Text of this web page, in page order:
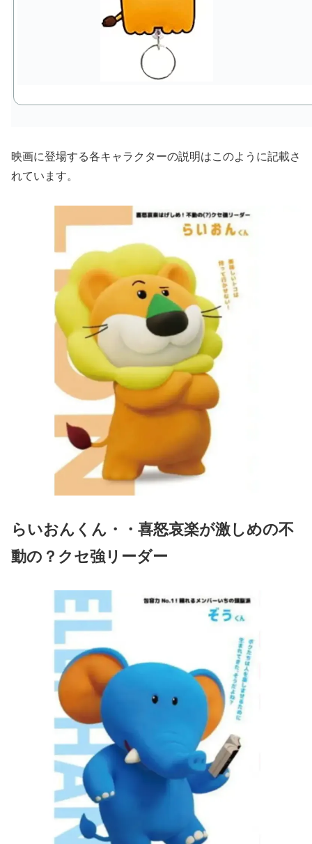
映画に登場する各キャラクターの説明はこのように記載さ
れています。
らいおんくん・・喜怒哀楽が激しめの不
動の？クセ強リーダー